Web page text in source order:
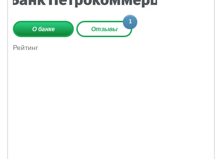
О банке Отзывы
1
Рейтинг